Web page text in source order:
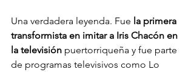
Una verdadera leyenda. Fue la primera
transformista en imitar a Iris Chacón en
la televisión puertorriqueña y fue parte
de programas televisivos como Lo